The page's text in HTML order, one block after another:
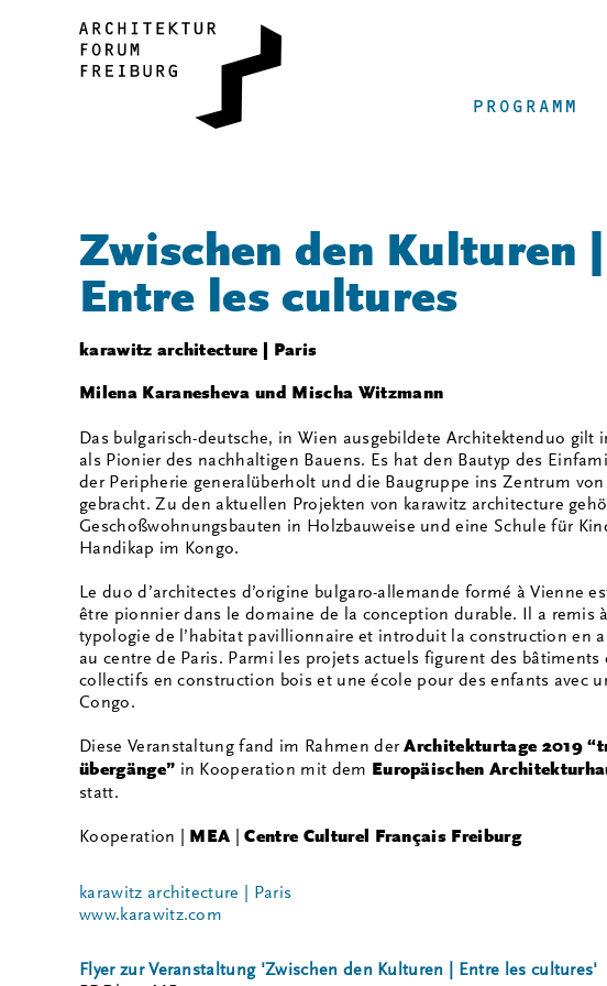
PROGRAMM
Zwischen den Kulturen |
Entre les cultures
karawitz architecture | Paris
Milena Karanesheva und Mischa Witzmann
Das bulgarisch-deutsche, in Wien ausgebildete Architektenduo gilt
als Pionier des nachhaltigen Bauens. Es hat den Bautyp des
der Peripherie generalüberholt und die Baugruppe ins Zentrum von
gebracht. Zu den aktuellen Projekten von karawitz architecture
Geschoßwohnungsbauten in Holzbauweise und eine Schule für
Handikap im Kongo.
Le duo d’architectes d’origine bulgaro-allemande formé à Vienne
être pionnier dans le domaine de la conception durable. Il a remis
typologie de l’habitat pavillionnaire et introduit la construction en
au centre de Paris. Parmi les projets actuels figurent des bâtiments
collectifs en construction bois et une école pour des enfants avec
Congo.
Diese Veranstaltung fand im Rahmen derArchitekturtage 2019
übergänge” in Kooperation mit dem Europäischen
statt.
Kooperation | MEA |Centre Culturel Français Freiburg
karawitz architecture | Paris
www.karawitz.com
Flyer zur Veranstaltung 'Zwischen den Kulturen | Entre les cultures'